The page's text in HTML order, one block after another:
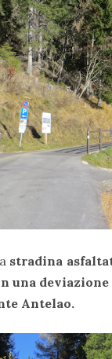
stradina
una
Antelao.